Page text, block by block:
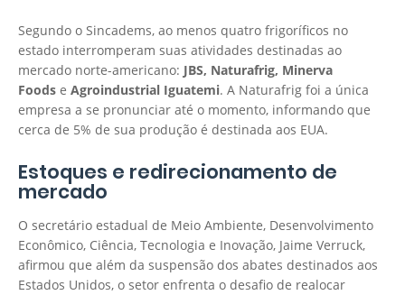
Segundo o Sincadems, ao menos quatro frigoríficos no
estado interromperam suas atividades destinadas ao
mercado norte-americano: JBS, Naturafrig, Minerva
Foods e Agroindustrial Iguatemi. A Naturafrig foi a única
empresa a se pronunciar até o momento, informando que
cerca de 5% de sua produção é destinada aos EUA.
Estoques e redirecionamento de
mercado
O secretário estadual de Meio Ambiente, Desenvolvimento
Econômico, Ciência, Tecnologia e Inovação, Jaime Verruck,
afirmou que além da suspensão dos abates destinados aos
Estados Unidos, o setor enfrenta o desafio de realocar